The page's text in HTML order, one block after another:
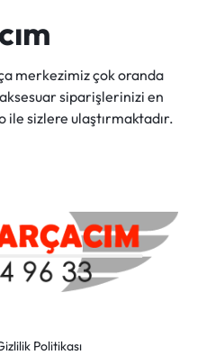
merkezimiz çok oranda
siparişlerinizi en
ile sizlere ulaştırmaktadır.
Politikası